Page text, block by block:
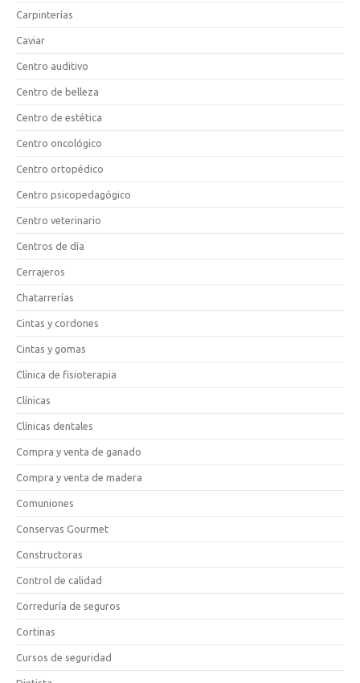
Carpinterías
Caviar
Centro auditivo
Centro de belleza
Centro de estética
Centro oncológico
Centro ortopédico
Centro psicopedagógico
Centro veterinario
Centros de día
Cerrajeros
Chatarrerías
Cintas y cordones
Cintas y gomas
Clínica de fisioterapia
Clínicas
Clínicas dentales
Compra y venta de ganado
Compra y venta de madera
Comuniones
Conservas Gourmet
Constructoras
Control de calidad
Correduría de seguros
Cortinas
Cursos de seguridad